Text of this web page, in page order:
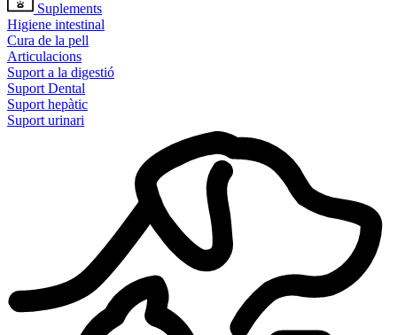
Suplements
Higiene intestinal
Cura de la pell
Articulacions
Suport a la digestió
Suport Dental
Suport hepàtic
Suport urinari